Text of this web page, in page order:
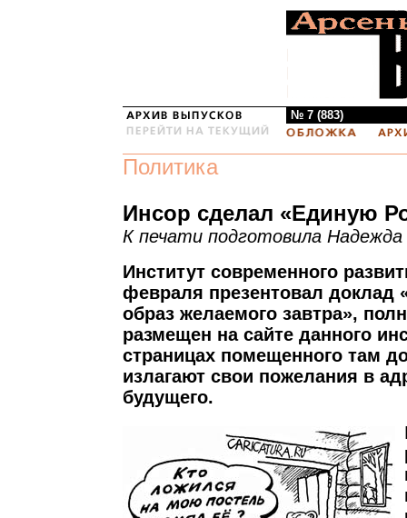
№ 7 (883)
Политика
Инсор сделал «Единую
К печати подготовила Надежда
Институт современного
февраля презентовал доклад
образ желаемого завтра»,
размещен на сайте данного
страницах помещенного там
излагают свои пожелания в
будущего.